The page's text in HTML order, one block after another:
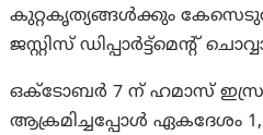
കുറ്റകൃത്യങ്ങൾക്കും
ജസ്റ്റിസ് ഡിപ്പാർട്ട്‌മെൻ്റ്
ഒക്‌ടോബർ 7 ന് ഹമാസ്
ആക്രമിച്ചപ്പോൾ ഏകദേശം